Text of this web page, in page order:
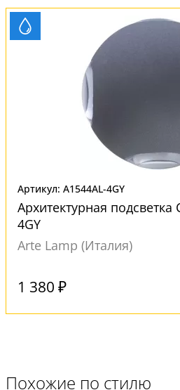
Артикул: A1544AL-4GY
Архитектурная подсветка
4GY
Arte Lamp (Италия)
1 380 ₽
Похожие по стилю